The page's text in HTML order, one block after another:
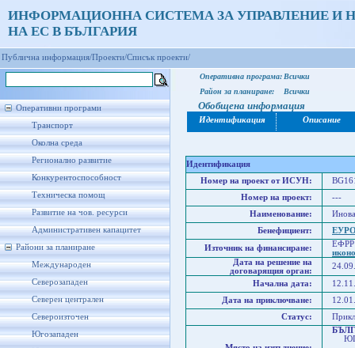
ИНФОРМАЦИОННА СИСТЕМА ЗА УПРАВЛЕНИЕ И
НА ЕС В БЪЛГАРИЯ
Публична информация/Проекти/Списък проекти/
Оперативни програми
Транспорт
Околна среда
Регионално развитие
Конкурентоспособност
Техническа помощ
Развитие на чов. ресурси
Административен капацитет
Райони за планиране
Международен
Северозападен
Северен централен
Североизточен
Югозападен
Оперативна програма: Всички
Район за планиране:
Всички
Обобщена информация
Идентификация Описание
Идентификация
Номер на проект от ИСУН:
Номер на проект:
---
Наименование:
Бенефициент:
Източник на финансиране:
Дата на решение на
договарящия орган:
Начална дата:
Дата на приключване:
Статус: